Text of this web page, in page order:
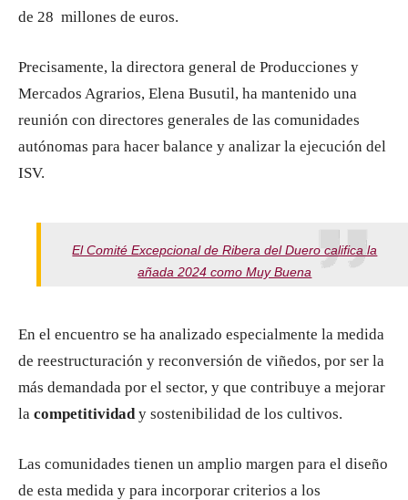
de 28 millones de euros.
Precisamente, la directora general de Producciones y
Mercados Agrarios, Elena Busutil, ha mantenido una
reunión con directores generales de las comunidades
autónomas para hacer balance y analizar la ejecución del
ISV.
El Comité Excepcional de Ribera del Duero califica la
añada 2024 como Muy Buena
En el encuentro se ha analizado especialmente la medida
de reestructuración y reconversión de viñedos, por ser la
más demandada por el sector, y que contribuye a mejorar
la competitividady sostenibilidad de los cultivos.
Las comunidades tienen un amplio margen para el diseño
de esta medida y para incorporar criterios a los